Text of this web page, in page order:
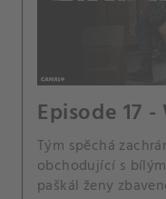
Episode 17
Tým spěchá
obchodující s
paškál ženy